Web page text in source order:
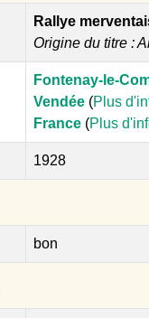
Rallye
Origine du titre :
Fontenay-le-
Vendée (Plus
France (Plus
1928
bon